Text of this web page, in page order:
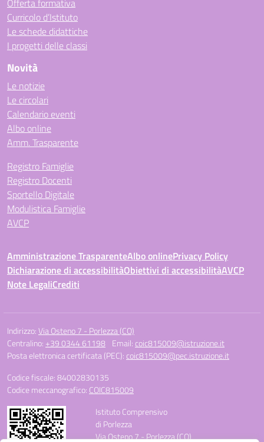
Offerta formativa
Curricolo d’Istituto
Le schede didattiche
I progetti delle classi
Novità
Le notizie
Le circolari
Calendario eventi
Albo online
Amm. Trasparente
Registro Famiglie
Registro Docenti
Sportello Digitale
Modulistica Famiglie
AVCP
Amministrazione TrasparenteAlbo onlinePrivacy Policy
Dichiarazione di accessibilitàObiettivi di accessibilitàAVCP
Note LegaliCrediti
Indirizzo:Via Osteno 7 - Porlezza (CO)
Centralino: +39 0344 61198 Email:coic815009@istruzione.it
Posta elettronica certificata (PEC):coic815009@pec.istruzione.it
Codice fiscale: 84002830135
Codice meccanografico: COIC815009
Istituto Comprensivo
di Porlezza
Via Osteno 7 - Porlezza (CO)